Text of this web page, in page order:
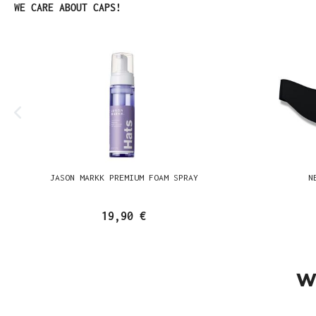
Produktgalerie überspringen
WE CARE ABOUT CAPS!
JASON MARKK PREMIUM FOAM SPRAY
19,90 €